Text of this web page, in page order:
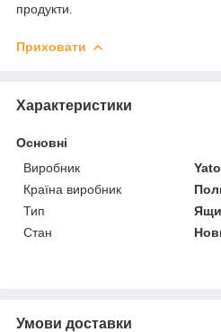
продукти.
Приховати
Характеристики
Основні
Виробник
Yato
Країна виробник
Тип
Стан
Умови доставки